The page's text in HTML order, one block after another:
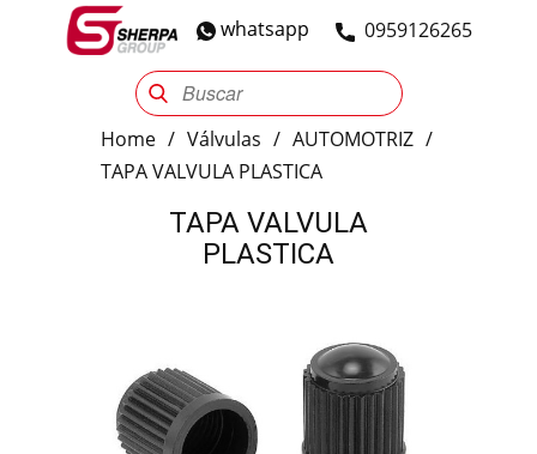
​0959126265
whatsapp
Sherpa Group Reencauche Automotriz
Home / Válvulas / AUTOMOTRIZ /
TAPA VALVULA PLASTICA
TAPA VALVULA
PLASTICA